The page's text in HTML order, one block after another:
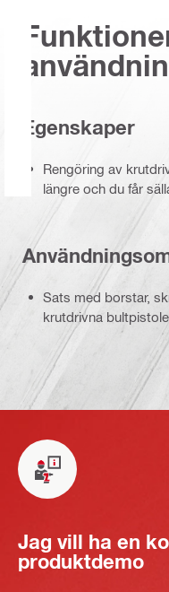
Egenskaper
Rengöring av
längre och du får
Sats med borstar,
krutdrivna
Jag vill ha en
produktdemo